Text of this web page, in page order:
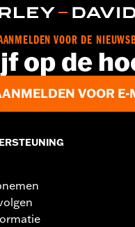
Twee
en rechter voetsteun en
VOOR DE
op de
VOOR E-